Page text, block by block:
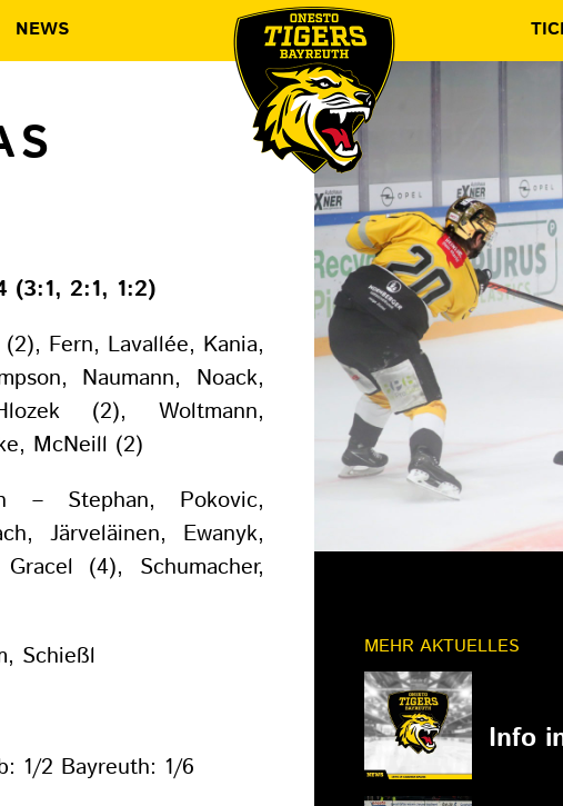
NEWS
(3:1, 2:1, 1:2)
Fern, Lavallée, Kania,
Naumann, Noack,
(2), Woltmann,
McNeill (2)
– Stephan, Pokovic,
Järveläinen, Ewanyk,
(4), Schumacher,
Schießl
1/2 Bayreuth: 1/6
MEHR AKTUELLES
Info